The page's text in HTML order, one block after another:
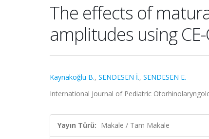
The effects of
amplitudes using
Kaynakoğlu B., SENDESEN İ., SENDESEN E.
International Journal of Pediatric
Yayın Türü: Makale / Tam Makale